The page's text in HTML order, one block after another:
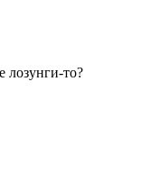
лозунги-то?